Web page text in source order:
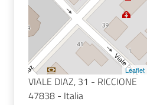
Leaflet
VIALE DIAZ, 31 - RICCIONE
47838 - Italia